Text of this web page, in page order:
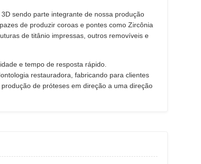
sendo parte integrante de nossa produção
de produzir coroas e pontes como Zircônia
de titânio impressas, outros removíveis e
e tempo de resposta rápido.
restauradora, fabricando para clientes
de próteses em direção a uma direção